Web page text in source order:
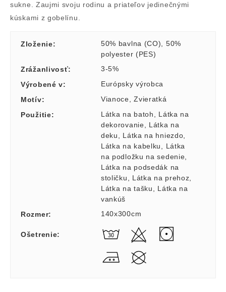
sukne. Zaujmi svoju rodinu a priateľov jedinečnými
kúskami z gobelínu.
Zloženie: 50% bavlna (CO)
50%
polyester (PES)
Zrážanlivosť:
3-5%
Výrobené v:
Európsky výrobca
Motív: Vianoce ,Zvieratká
Použitie: Látka na batoh
Látka na
dekorovanie
Látka na
deku
Látka na hniezdo
Látka na kabelku
Látka
na podložku na sedenie
Látka na podsedák na
stoličku
Látka na prehoz
Látka na tašku
Látka na
vankúš
Rozmer: 140x300cm
Ošetrenie: